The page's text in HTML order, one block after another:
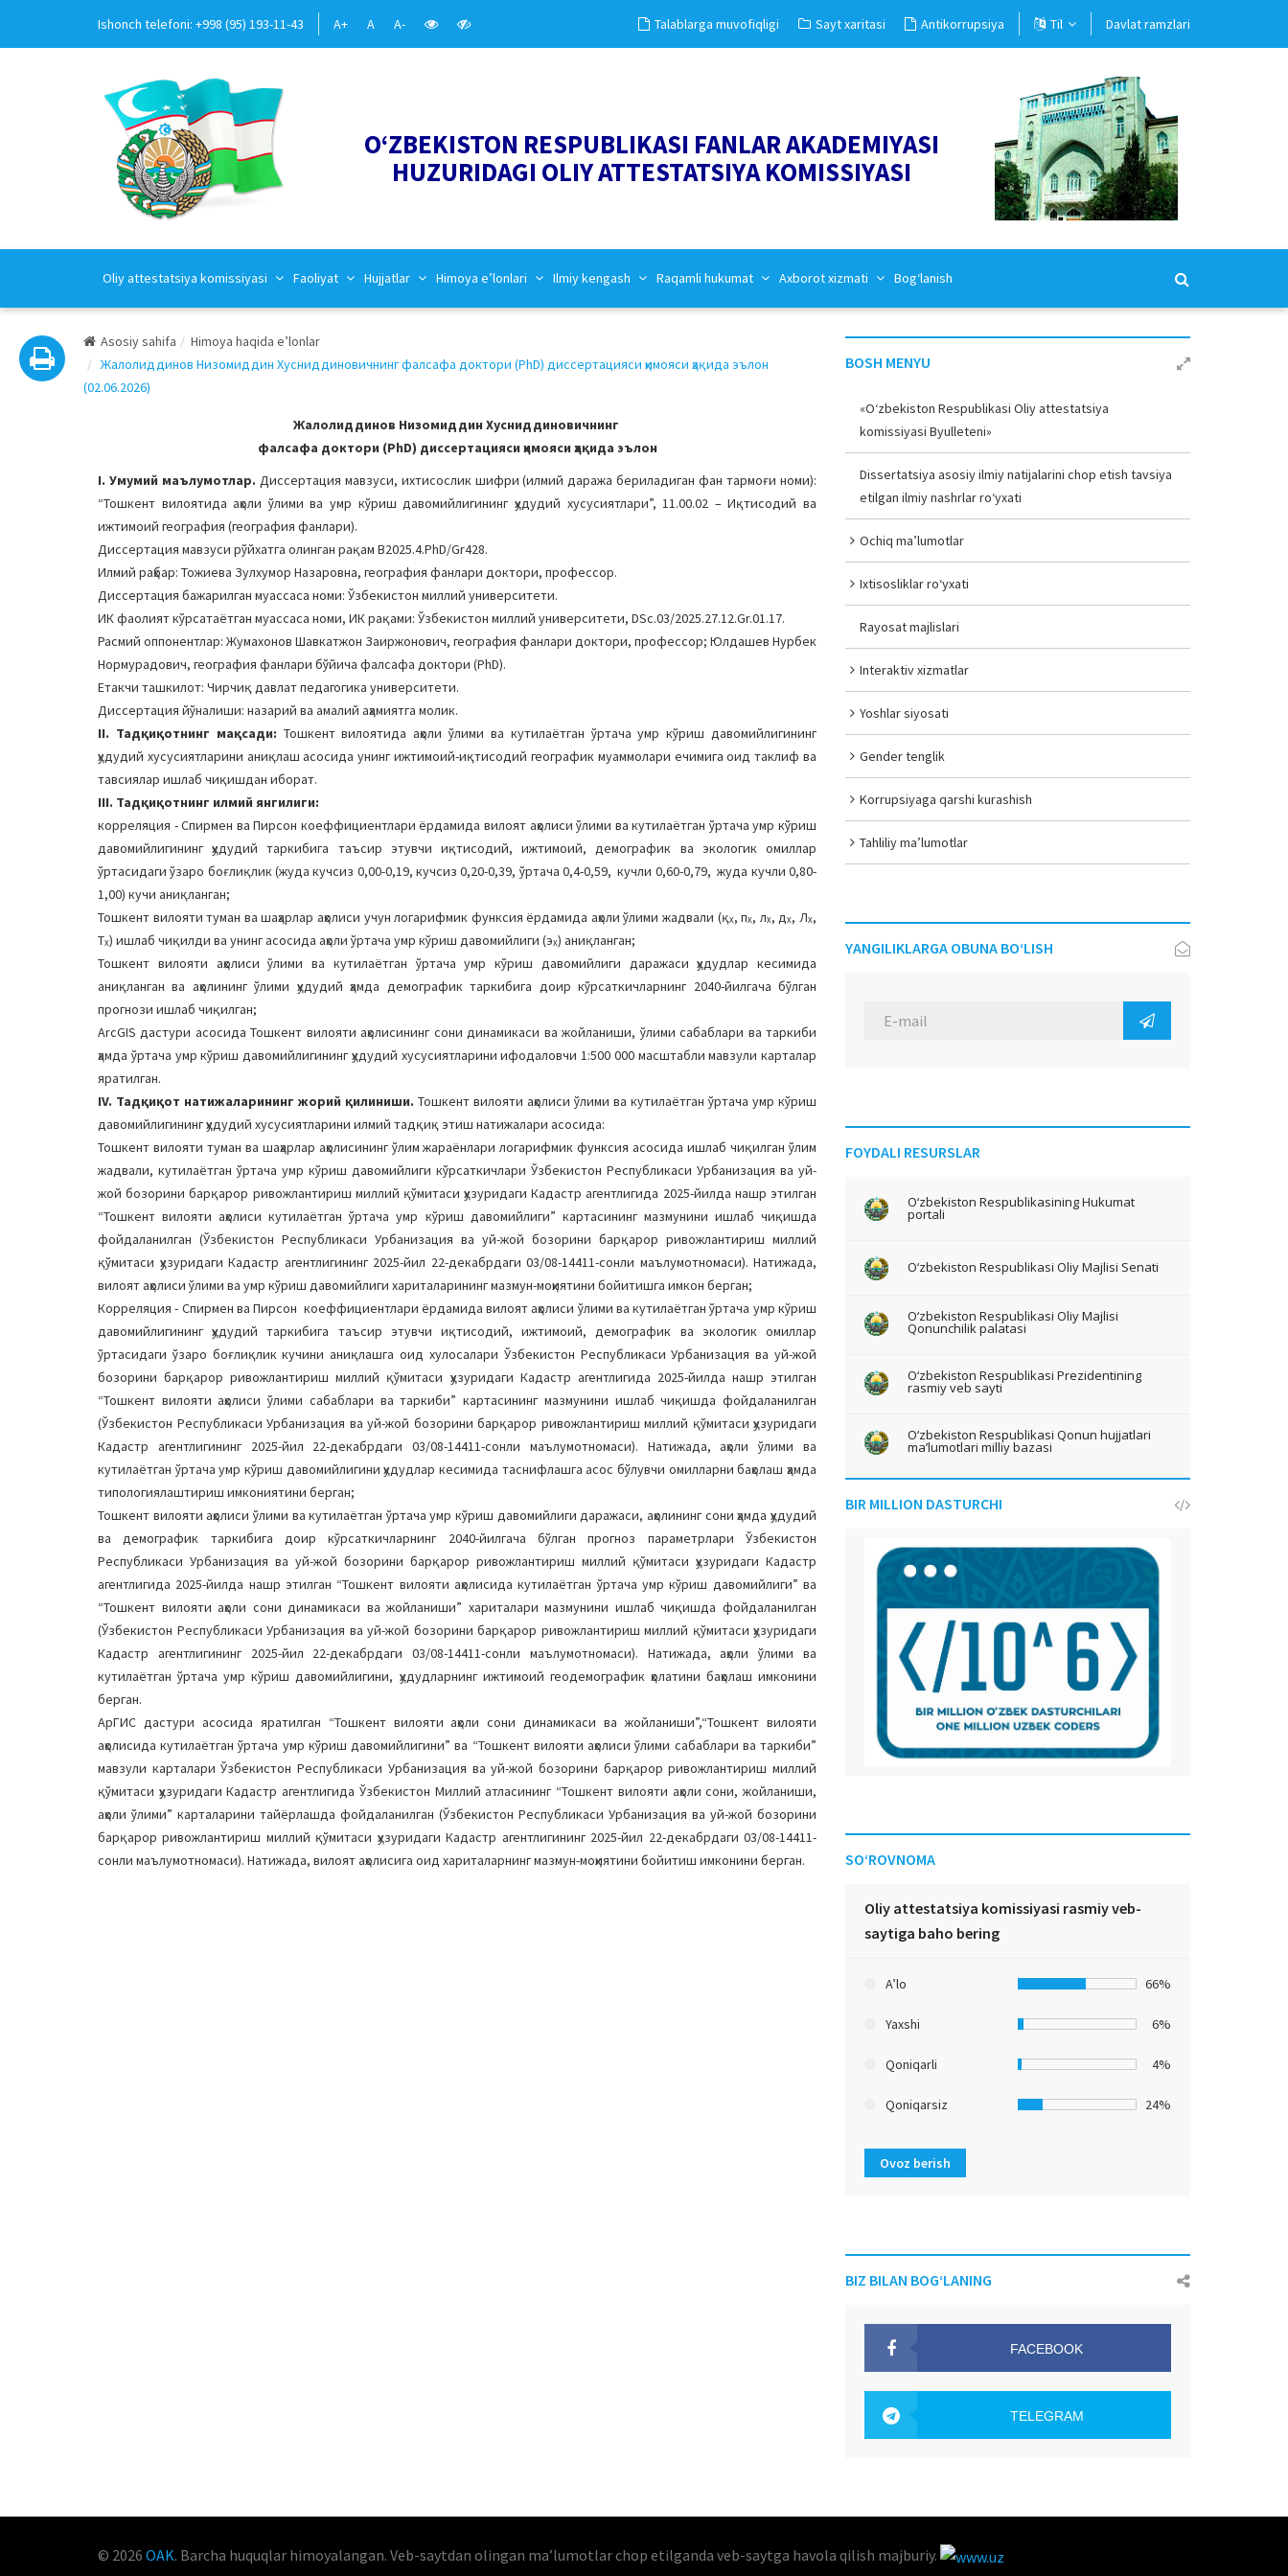
Ishonch telefoni: +998 (95) 193-11-43 A+ A A- Talablarga muvofiqligi Sayt xaritasi Antikorrupsiya Til Davlat ramzlari
O‘ZBEKISTON RESPUBLIKASI FANLAR AKADEMIYASI
HUZURIDAGI OLIY ATTESTATSIYA KOMISSIYASI
Oliy attestatsiya komissiyasi Faoliyat Hujjatlar Himoya e’lonlari Ilmiy kengash Raqamli hukumat Axborot xizmati Bog‘lanish
Asosiy sahifa
Himoya haqida e’lonlar
Жалолиддинов Низомиддин Хусниддиновичнинг фалсафа доктори (PhD) диссертацияси ҳимояси ҳақида эълон
(02.06.2026)
Жалолиддинов Низомиддин Хусниддиновичнинг
фалсафа доктори (PhD) диссертацияси ҳимояси ҳақида эълон
I. Умумий маълумотлар. Диссертация мавзуси, ихтисослик шифри (илмий даража бериладиган фан тармоғи номи):
“Тошкент вилоятида аҳоли ўлими ва умр кўриш давомийлигининг ҳудудий хусусиятлари”, 11.00.02 – Иқтисодий ва
ижтимоий география (география фанлари).
Диссертация мавзуси рўйхатга олинган рақам В2025.4.PhD/Gr428.
Илмий раҳбар: Тожиева Зулхумор Назаровна, география фанлари доктори, профессор.
Диссертация бажарилган муассаса номи: Ўзбекистон миллий университети.
ИК фаолият кўрсатаётган муассаса номи, ИК рақами: Ўзбекистон миллий университети, DSc.03/2025.27.12.Gr.01.17.
Расмий оппонентлар: Жумахонов Шавкатжон Заиржонович, география фанлари доктори, профессор; Юлдашев Нурбек
Нормурадович, география фанлари бўйича фалсафа доктори (PhD).
Етакчи ташкилот: Чирчиқ давлат педагогика университети.
Диссертация йўналиши: назарий ва амалий аҳамиятга молик.
II. Тадқиқотнинг мақсади: Тошкент вилоятида аҳоли ўлими ва кутилаётган ўртача умр кўриш давомийлигининг
ҳудудий хусусиятларини аниқлаш асосида унинг ижтимоий-иқтисодий географик муаммолари ечимига оид таклиф ва
тавсиялар ишлаб чиқишдан иборат.
III. Тадқиқотнинг илмий янгилиги:
корреляция - Спирмен ва Пирсон коеффициентлари ёрдамида вилоят аҳолиси ўлими ва кутилаётган ўртача умр кўриш
давомийлигининг ҳудудий таркибига таъсир этувчи иқтисодий, ижтимоий, демографик ва экологик омиллар
ўртасидаги ўзаро боғлиқлик (жуда кучсиз 0,00-0,19, кучсиз 0,20-0,39, ўртача 0,4-0,59, кучли 0,60-0,79, жуда кучли 0,80-
1,00) кучи аниқланган;
Тошкент вилояти туман ва шаҳарлар аҳолиси учун логарифмик функсия ёрдамида аҳоли ўлими жадвали (қₓ, пₓ, лₓ, дₓ, Лₓ,
Тₓ) ишлаб чиқилди ва унинг асосида аҳоли ўртача умр кўриш давомийлиги (эₓ) аниқланган;
Тошкент вилояти аҳолиси ўлими ва кутилаётган ўртача умр кўриш давомийлиги даражаси ҳудудлар кесимида
аниқланган ва аҳолининг ўлими ҳудудий ҳамда демографик таркибига доир кўрсаткичларнинг 2040-йилгача бўлган
прогнози ишлаб чиқилган;
ArcGIS дастури асосида Тошкент вилояти аҳолисининг сони динамикаси ва жойланиши, ўлими сабаблари ва таркиби
ҳамда ўртача умр кўриш давомийлигининг ҳудудий хусусиятларини ифодаловчи 1:500 000 масштабли мавзули карталар
яратилган.
IV. Тадқиқот натижаларининг жорий қилиниши. Тошкент вилояти аҳолиси ўлими ва кутилаётган ўртача умр кўриш
давомийлигининг ҳудудий хусусиятларини илмий тадқиқ этиш натижалари асосида:
Тошкент вилояти туман ва шаҳарлар аҳолисининг ўлим жараёнлари логарифмик функсия асосида ишлаб чиқилган ўлим
жадвали, кутилаётган ўртача умр кўриш давомийлиги кўрсаткичлари Ўзбекистон Республикаси Урбанизация ва уй-
жой бозорини барқарор ривожлантириш миллий қўмитаси ҳузуридаги Кадастр агентлигида 2025-йилда нашр этилган
“Тошкент вилояти аҳолиси кутилаётган ўртача умр кўриш давомийлиги” картасининг мазмунини ишлаб чиқишда
фойдаланилган (Ўзбекистон Республикаси Урбанизация ва уй-жой бозорини барқарор ривожлантириш миллий
қўмитаси ҳузуридаги Кадастр агентлигининг 2025-йил 22-декабрдаги 03/08-14411-сонли маълумотномаси). Натижада,
вилоят аҳолиси ўлими ва умр кўриш давомийлиги хариталарининг мазмун-моҳиятини бойитишга имкон берган;
Корреляция - Спирмен ва Пирсон коеффициентлари ёрдамида вилоят аҳолиси ўлими ва кутилаётган ўртача умр кўриш
давомийлигининг ҳудудий таркибига таъсир этувчи иқтисодий, ижтимоий, демографик ва экологик омиллар
ўртасидаги ўзаро боғлиқлик кучини аниқлашга оид хулосалари Ўзбекистон Республикаси Урбанизация ва уй-жой
бозорини барқарор ривожлантириш миллий қўмитаси ҳузуридаги Кадастр агентлигида 2025-йилда нашр этилган
“Тошкент вилояти аҳолиси ўлими сабаблари ва таркиби” картасининг мазмунини ишлаб чиқишда фойдаланилган
(Ўзбекистон Республикаси Урбанизация ва уй-жой бозорини барқарор ривожлантириш миллий қўмитаси ҳузуридаги
Кадастр агентлигининг 2025-йил 22-декабрдаги 03/08-14411-сонли маълумотномаси). Натижада, аҳоли ўлими ва
кутилаётган ўртача умр кўриш давомийлигини ҳудудлар кесимида таснифлашга асос бўлувчи омилларни баҳолаш ҳамда
типологиялаштириш имкониятини берган;
Тошкент вилояти аҳолиси ўлими ва кутилаётган ўртача умр кўриш давомийлиги даражаси, аҳолининг сони ҳамда ҳудудий
ва демографик таркибига доир кўрсаткичларнинг 2040-йилгача бўлган прогноз параметрлари Ўзбекистон
Республикаси Урбанизация ва уй-жой бозорини барқарор ривожлантириш миллий қўмитаси ҳузуридаги Кадастр
агентлигида 2025-йилда нашр этилган “Тошкент вилояти аҳолисида кутилаётган ўртача умр кўриш давомийлиги” ва
“Тошкент вилояти аҳоли сони динамикаси ва жойланиши” хариталари мазмунини ишлаб чиқишда фойдаланилган
(Ўзбекистон Республикаси Урбанизация ва уй-жой бозорини барқарор ривожлантириш миллий қўмитаси ҳузуридаги
Кадастр агентлигининг 2025-йил 22-декабрдаги 03/08-14411-сонли маълумотномаси). Натижада, аҳоли ўлими ва
кутилаётган ўртача умр кўриш давомийлигини, ҳудудларнинг ижтимоий геодемографик ҳолатини баҳолаш имконини
берган.
АрГИС дастури асосида яратилган “Тошкент вилояти аҳоли сони динамикаси ва жойланиши”,“Тошкент вилояти
аҳолисида кутилаётган ўртача умр кўриш давомийлигини” ва “Тошкент вилояти аҳолиси ўлими сабаблари ва таркиби”
мавзули карталари Ўзбекистон Республикаси Урбанизация ва уй-жой бозорини барқарор ривожлантириш миллий
қўмитаси ҳузуридаги Кадастр агентлигида Ўзбекистон Миллий атласининг “Тошкент вилояти аҳоли сони, жойланиши,
аҳоли ўлими” карталарини тайёрлашда фойдаланилган (Ўзбекистон Республикаси Урбанизация ва уй-жой бозорини
барқарор ривожлантириш миллий қўмитаси ҳузуридаги Кадастр агентлигининг 2025-йил 22-декабрдаги 03/08-14411-
сонли маълумотномаси). Натижада, вилоят аҳолисига оид хариталарнинг мазмун-моҳиятини бойитиш имконини берган.
BOSH MENYU
«O‘zbekiston Respublikasi Oliy attestatsiya
komissiyasi Byulleteni»
Dissertatsiya asosiy ilmiy natijalarini chop etish tavsiya
etilgan ilmiy nashrlar ro‘yxati
Ochiq ma’lumotlar
Ixtisosliklar ro‘yxati
Rayosat majlislari
Interaktiv xizmatlar
Yoshlar siyosati
Gender tenglik
Korrupsiyaga qarshi kurashish
Tahliliy ma’lumotlar
YANGILIKLARGA OBUNA BO‘LISH
FOYDALI RESURSLAR
O‘zbekiston Respublikasining Hukumat
portali
O‘zbekiston Respublikasi Oliy Majlisi Senati
O‘zbekiston Respublikasi Oliy Majlisi
Qonunchilik palatasi
O‘zbekiston Respublikasi Prezidentining
rasmiy veb sayti
O‘zbekiston Respublikasi Qonun hujjatlari
ma’lumotlari milliy bazasi
BIR MILLION DASTURCHI
SO‘ROVNOMA
Oliy attestatsiya komissiyasi rasmiy veb-
saytiga baho bering
A’lo 66%
Yaxshi 6%
Qoniqarli 4%
Qoniqarsiz 24%
Ovoz berish
BIZ BILAN BOG‘LANING
FACEBOOK
TELEGRAM
© 2026 OAK. Barcha huquqlar himoyalangan. Veb-saytdan olingan maʼlumotlar chop etilganda veb-saytga havola qilish majburiy.